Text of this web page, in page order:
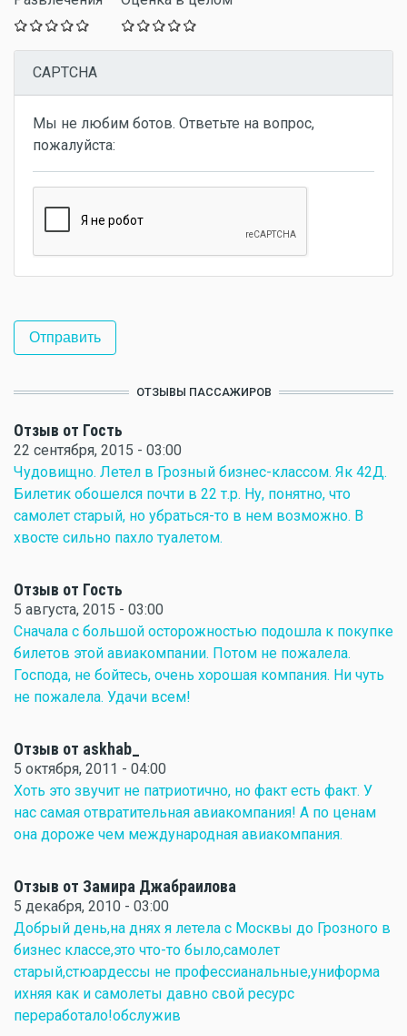
CAPTCHA
Мы не любим ботов. Ответьте на вопрос,
пожалуйста:
ОТЗЫВЫ ПАССАЖИРОВ
Отзыв от Гость
22 сентября, 2015 - 03:00
Чудовищно. Летел в Грозный бизнес-классом. Як 42Д.
Билетик обошелся почти в 22 т.р. Ну, понятно, что
самолет старый, но убраться-то в нем возможно. В
хвосте сильно пахло туалетом.
Отзыв от Гость
5 августа, 2015 - 03:00
Сначала с большой осторожностью подошла к покупке
билетов этой авиакомпании. Потом не пожалела.
Господа, не бойтесь, очень хорошая компания. Ни чуть
не пожалела. Удачи всем!
Отзыв от askhab_
5 октября, 2011 - 04:00
Хоть это звучит не патриотично, но факт есть факт. У
нас самая отвратительная авиакомпания! А по ценам
она дороже чем международная авиакомпания.
Отзыв от Замира Джабраилова
5 декабря, 2010 - 03:00
Добрый день,на днях я летела с Москвы до Грозного в
бизнес классе,это что-то было,самолет
старый,стюардессы не профессианальные,униформа
ихняя как и самолеты давно свой ресурс
переработало!обслужив